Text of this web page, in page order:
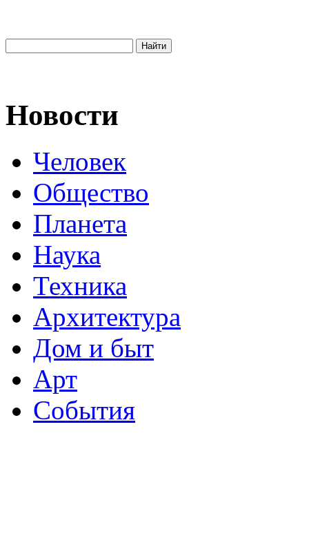
Новости
Человек
Общество
Планета
Наука
Техника
Архитектура
Дом и быт
Арт
События